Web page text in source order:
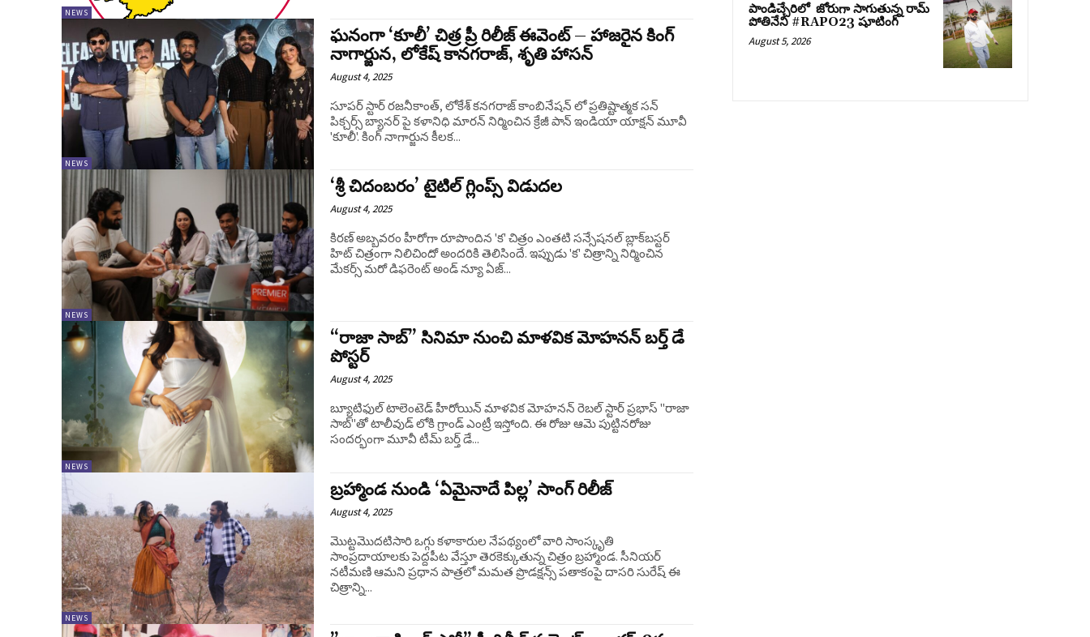
NEWS
NEWS
ఘనంగా ‘కూలీ’ చిత్ర ప్రీ రిలీజ్ ఈవెంట్ – హాజరైన కింగ్
నాగార్జున, లోకేష్ కానగరాజ్, శృతి హాసన్
August 4, 2025
సూపర్ స్టార్ రజనీకాంత్, లోకేశ్ కనగరాజ్ కాంబినేషన్ లో ప్రతిష్టాత్మక సన్
పిక్చర్స్ బ్యానర్ పై కళానిధి మారన్ నిర్మించిన క్రేజీ పాన్ ఇండియా యాక్షన్ మూవీ
'కూలీ'. కింగ్ నాగార్జున కీలక...
NEWS
‘శ్రీ చిదంబరం’ టైటిల్‌ గ్లింప్స్‌ విడుదల
August 4, 2025
కిరణ్‌ అబ్బవరం హీరోగా రూపొందిన 'క' చిత్రం ఎంతటి సన్సేషనల్‌ బ్లాక్‌బస్టర్‌
హిట్‌ చిత్రంగా నిలిచిందో అందరికి తెలిసిందే. ఇప్పుడు 'క' చిత్రాన్ని నిర్మించిన
మేకర్స్‌ మరో డిఫరెంట్‌ అండ్‌ న్యూ ఏజ్‌...
NEWS
“రాజా సాబ్” సినిమా నుంచి మాళవిక మోహనన్ బర్త్ డే
పోస్టర్
August 4, 2025
బ్యూటిఫుల్ టాలెంటెడ్ హీరోయిన్ మాళవిక మోహనన్ రెబల్ స్టార్ ప్రభాస్ "రాజా
సాబ్"తో టాలీవుడ్ లోకి గ్రాండ్ ఎంట్రీ ఇస్తోంది. ఈ రోజు ఆమె పుట్టినరోజు
సందర్భంగా మూవీ టీమ్ బర్త్ డే...
NEWS
బ్రహ్మాండ నుండి ‘ఏమైనాదే పిల్ల’ సాంగ్ రిలీజ్
August 4, 2025
మొట్టమొదటిసారి ఒగ్గు కళాకారుల నేపథ్యంలో వారి సాంస్కృతి
సాంప్రదాయాలకు పెద్దపీట వేస్తూ తెరకెక్కుతున్న చిత్రం బ్రహ్మాండ. సీనియర్
నటీమణి ఆమని ప్రధాన పాత్రలో మమత ప్రొడక్షన్స్ పతాకంపై దాసరి సురేష్ ఈ
చిత్రాన్ని...
పాండిచ్చేరిలో జోరుగా సాగుతున్న రామ్
పోతినేని #RAPO23 షూటింగ్
August 5, 2026